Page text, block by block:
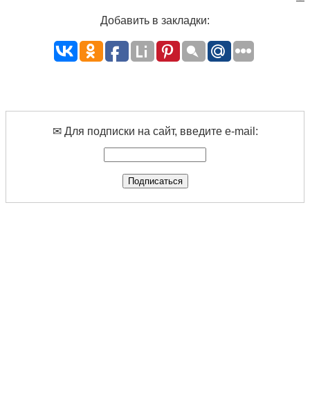
Добавить в закладки:
✉ Для подписки на сайт, введите e-mail: